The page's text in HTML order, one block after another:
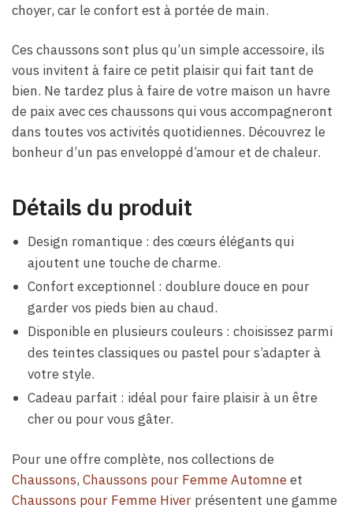
choyer, car le confort est à portée de main.
Ces chaussons sont plus qu’un simple accessoire, ils
vous invitent à faire ce petit plaisir qui fait tant de
bien. Ne tardez plus à faire de votre maison un havre
de paix avec ces chaussons qui vous accompagneront
dans toutes vos activités quotidiennes. Découvrez le
bonheur d’un pas enveloppé d’amour et de chaleur.
Détails du produit
Design romantique : des cœurs élégants qui
ajoutent une touche de charme.
Confort exceptionnel : doublure douce en pour
garder vos pieds bien au chaud.
Disponible en plusieurs couleurs : choisissez parmi
des teintes classiques ou pastel pour s’adapter à
votre style.
Cadeau parfait : idéal pour faire plaisir à un être
cher ou pour vous gâter.
Pour une offre complète, nos collections de
Chaussons, Chaussons pour Femme Automneet
Chaussons pour Femme Hiver présentent une gamme